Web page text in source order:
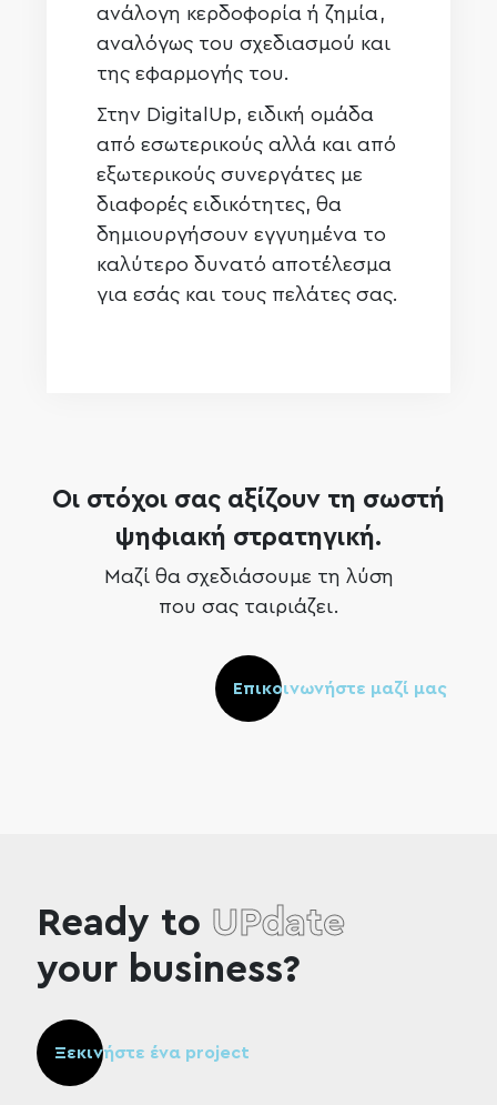
ανάλογη κερδοφορία ή ζημία,
αναλόγως του σχεδιασμού και
της εφαρμογής του.
Στην DigitalUp, ειδική ομάδα
από εσωτερικούς αλλά και από
εξωτερικούς συνεργάτες με
διαφορές ειδικότητες, θα
δημιουργήσουν εγγυημένα το
καλύτερο δυνατό αποτέλεσμα
για εσάς και τους πελάτες σας.
Οι στόχοι σας αξίζουν τη σωστή
ψηφιακή στρατηγική.
Μαζί θα σχεδιάσουμε τη λύση
που σας ταιριάζει.
Επικοινωνήστε μαζί μας
Ready to UPdate
your business?
Ξεκινήστε ένα project